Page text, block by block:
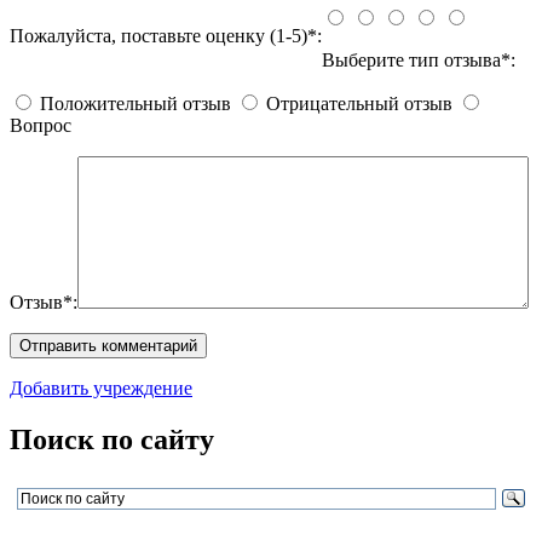
Пожалуйста, поставьте оценку (1-5)*:
Выберите тип отзыва*:
Положительный отзыв
Отрицательный отзыв
Вопрос
Отзыв*:
Добавить учреждение
Поиск по сайту